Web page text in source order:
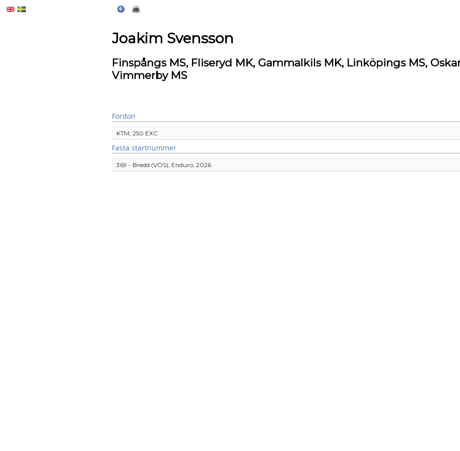
Joakim Svensson
Finspångs MS, Fliseryd MK, Gammalkils MK, Linköpings MS,
Vimmerby MS
Fordon
KTM, 250 EXC
Fasta startnummer
369 - Bredd (VÖS), Enduro, 2026